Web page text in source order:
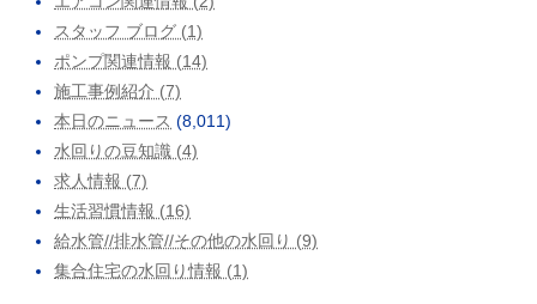
スタッフ ブログ (1)
ポンプ関連情報 (14)
施工事例紹介 (7)
本日のニュース (8,011)
水回りの豆知識 (4)
求人情報 (7)
生活習慣情報 (16)
給水管//排水管//その他の水回り (9)
集合住宅の水回り情報 (1)